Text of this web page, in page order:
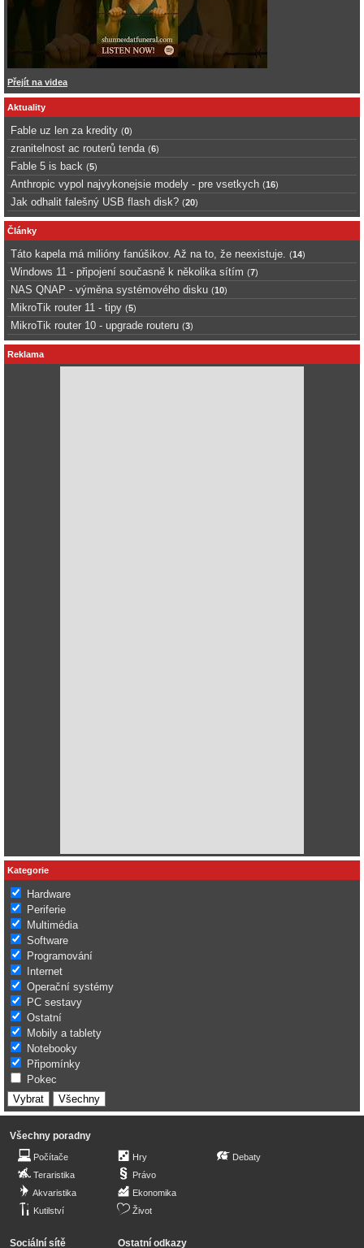
Přejít na videa
Aktuality
Fable uz len za kredity (0)
zranitelnost ac routerů tenda (6)
Fable 5 is back (5)
Anthropic vypol najvykonejsie modely - pre vsetkych (16)
Jak odhalit falešný USB flash disk? (20)
Články
Táto kapela má milióny fanúšikov. Až na to, že neexistuje. (14)
Windows 11 - připojení současně k několika sítím (7)
NAS QNAP - výměna systémového disku (10)
MikroTik router 11 - tipy (5)
MikroTik router 10 - upgrade routeru (3)
Reklama
Kategorie
Hardware
Periferie
Multimédia
Software
Programování
Internet
Operační systémy
PC sestavy
Ostatní
Mobily a tablety
Notebooky
Připomínky
Pokec
Všechny poradny
Počítače
Teraristika
Akvaristika
Kutilství
Hry
Právo
Ekonomika
Život
Debaty
Sociální sítě Ostatní odkazy